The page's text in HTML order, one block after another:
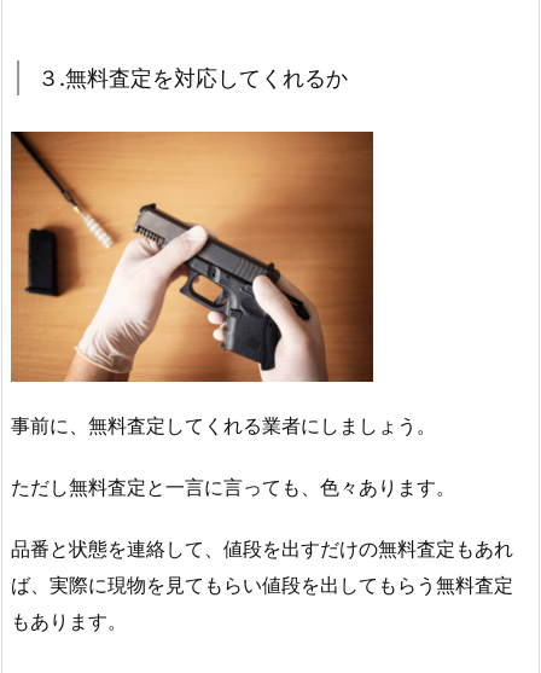
３.無料査定を対応してくれるか
事前に、無料査定してくれる業者にしましょう。
ただし無料査定と一言に言っても、色々あります。
品番と状態を連絡して、値段を出すだけの無料査定もあれ
ば、実際に現物を見てもらい値段を出してもらう無料査定
もあります。